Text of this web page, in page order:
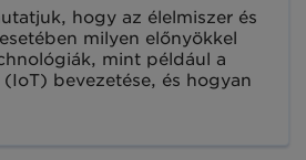
hogy az élelmiszer és
milyen előnyökkel
mint például a
bevezetése, és hogyan
felhasználni a
adatokat a teljes ellátási lánc